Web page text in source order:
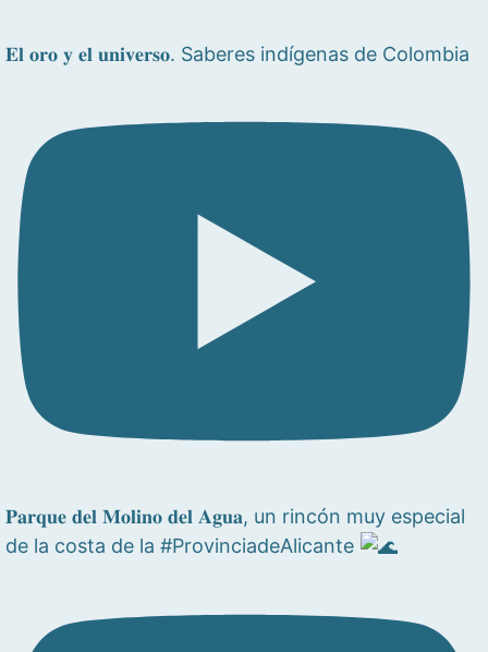
𝐄𝐥 𝐨𝐫𝐨 𝐲 𝐞𝐥 𝐮𝐧𝐢𝐯𝐞𝐫𝐬𝐨. Saberes indígenas de Colombia
𝐏𝐚𝐫𝐪𝐮𝐞 𝐝𝐞𝐥 𝐌𝐨𝐥𝐢𝐧𝐨 𝐝𝐞𝐥 𝐀𝐠𝐮𝐚, un rincón muy especial
de la costa de la #ProvinciadeAlicante